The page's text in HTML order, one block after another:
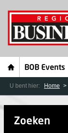
BOB Events
U bent hier: Home
Zoeken